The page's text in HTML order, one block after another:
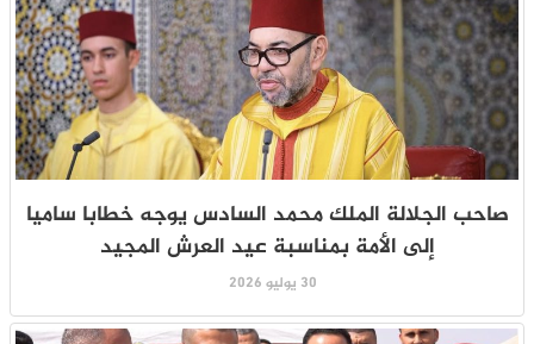
صاحب الجلالة الملك محمد السادس يوجه خطابا ساميا
إلى الأمة بمناسبة عيد العرش المجيد
30 يوليو 2026